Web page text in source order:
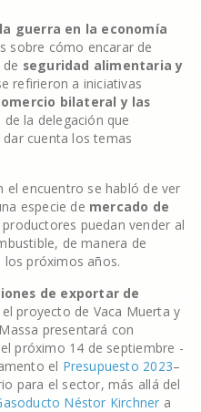
guerra en la economía
sobre cómo encarar de
seguridad alimentaria y
refirieron a iniciativas
bilateral y las
la delegación que
cuenta los temas
el encuentro se habló de ver
especie de mercado de
puedan vender al
de manera de
próximos años.
de exportar de
proyecto de Vaca Muerta y
presentará con
próximo 14 de septiembre -
el Presupuesto 2023–
para el sector, más allá del
Néstor Kirchner a